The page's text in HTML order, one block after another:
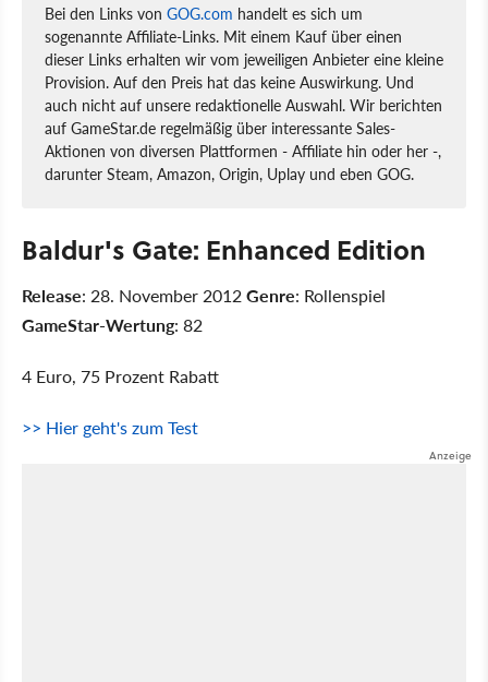
Bei den Links von GOG.com handelt es sich um
sogenannte Affiliate-Links. Mit einem Kauf über einen
dieser Links erhalten wir vom jeweiligen Anbieter eine kleine
Provision. Auf den Preis hat das keine Auswirkung. Und
auch nicht auf unsere redaktionelle Auswahl. Wir berichten
auf GameStar.de regelmäßig über interessante Sales-
Aktionen von diversen Plattformen - Affiliate hin oder her -,
darunter Steam, Amazon, Origin, Uplay und eben GOG.
Baldur's Gate: Enhanced Edition
Release: 28. November 2012Genre: Rollenspiel
GameStar-Wertung: 82
4 Euro, 75 Prozent Rabatt
>> Hier geht's zum Test